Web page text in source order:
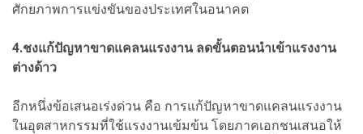
ศักยภาพการแข่งขันของประเทศในอนาคต
4.ชงแก้ปัญหาขาดแคลนแรงงาน ลดขั้นตอนนำเข้าแรงงาน
ต่างด้าว
อีกหนึ่งข้อเสนอเร่งด่วน คือ การแก้ปัญหาขาดแคลนแรงงาน
ในอุตสาหกรรมที่ใช้แรงงานเข้มข้น โดยภาคเอกชนเสนอให้